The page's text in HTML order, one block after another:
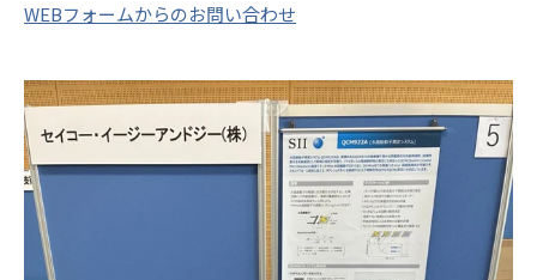
WEBフォームからのお問い合わせ